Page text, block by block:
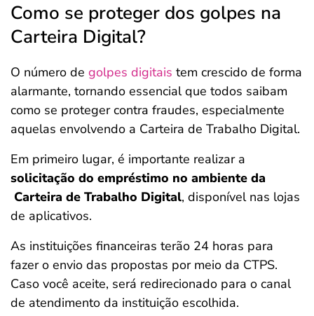
Como se proteger dos golpes na
Carteira Digital?
O número de golpes digitais tem crescido de forma
alarmante, tornando essencial que todos saibam
como se proteger contra fraudes, especialmente
aquelas envolvendo a Carteira de Trabalho Digital.
Em primeiro lugar, é importante realizar a
solicitação do empréstimo no ambiente da
Carteira de Trabalho Digital, disponível nas lojas
de aplicativos.
As instituições financeiras terão 24 horas para
fazer o envio das propostas por meio da CTPS.
Caso você aceite, será redirecionado para o canal
de atendimento da instituição escolhida.